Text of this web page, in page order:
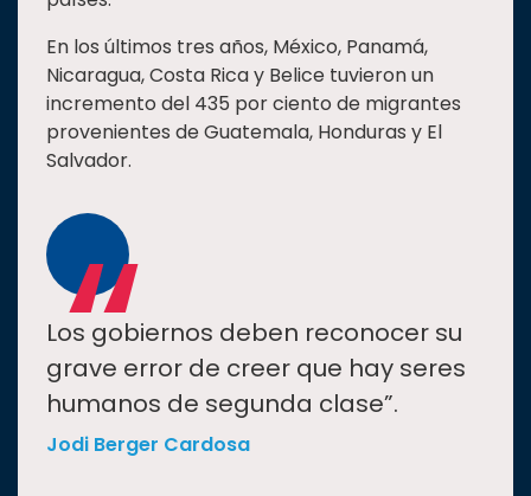
En los últimos tres años, México, Panamá,
Nicaragua, Costa Rica y Belice tuvieron un
incremento del 435 por ciento de migrantes
provenientes de Guatemala, Honduras y El
Salvador.
“
Los gobiernos deben reconocer su
grave error de creer que hay seres
humanos de segunda clase”.
Jodi Berger Cardosa